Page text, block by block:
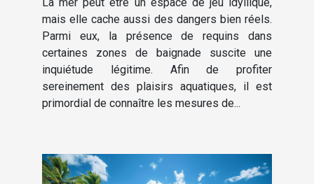
mais elle cache aussi des dangers bien réels.
Parmi eux, la présence de requins dans
certaines zones de baignade suscite une
inquiétude légitime. Afin de profiter
sereinement des plaisirs aquatiques, il est
primordial de connaître les mesures de...